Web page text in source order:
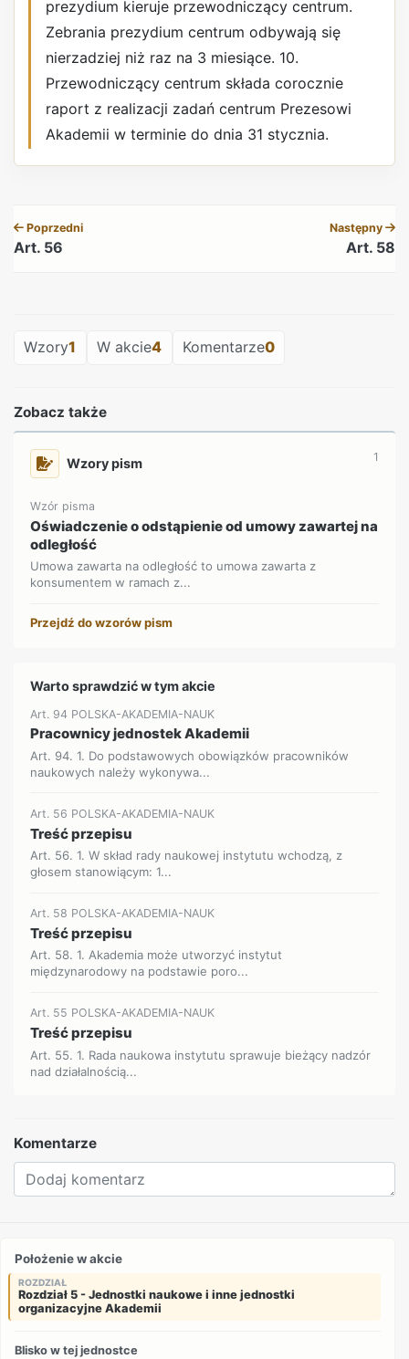
prezydium kieruje przewodniczący centrum.
Zebrania prezydium centrum odbywają się
nierzadziej niż raz na 3 miesiące. 10.
Przewodniczący centrum składa corocznie
raport z realizacji zadań centrum Prezesowi
Akademii w terminie do dnia 31 stycznia.
Poprzedni
Art. 56
Następny
Art. 58
Wzory1 W akcie4 Komentarze0
Zobacz także
Wzory pism 1
Wzór pisma
Oświadczenie o odstąpienie od umowy zawartej na
odległość
Umowa zawarta na odległość to umowa zawarta z
konsumentem w ramach z...
Przejdź do wzorów pism
Warto sprawdzić w tym akcie
Art. 94 POLSKA-AKADEMIA-NAUK
Pracownicy jednostek Akademii
Art. 94. 1. Do podstawowych obowiązków pracowników
naukowych należy wykonywa...
Art. 56 POLSKA-AKADEMIA-NAUK
Treść przepisu
Art. 56. 1. W skład rady naukowej instytutu wchodzą, z
głosem stanowiącym: 1...
Art. 58 POLSKA-AKADEMIA-NAUK
Treść przepisu
Art. 58. 1. Akademia może utworzyć instytut
międzynarodowy na podstawie poro...
Art. 55 POLSKA-AKADEMIA-NAUK
Treść przepisu
Art. 55. 1. Rada naukowa instytutu sprawuje bieżący nadzór
nad działalnością...
Komentarze
Położenie w akcie
ROZDZIAŁ
Rozdział 5 - Jednostki naukowe i inne jednostki
organizacyjne Akademii
Blisko w tej jednostce